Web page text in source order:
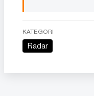
KATEGORI
Radar